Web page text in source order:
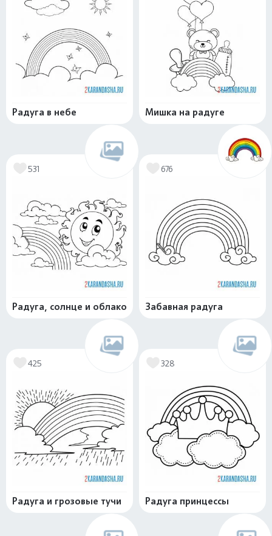
Радуга в небе Мишка на радуге
531
Радуга, солнце и облако
676
Забавная радуга
425
Радуга и грозовые тучи
328
Радуга принцессы